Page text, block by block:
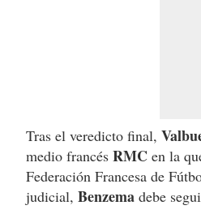
Tras el veredicto final,
medio francés RMC en la
Federación Francesa de
judicial, Benzema debe